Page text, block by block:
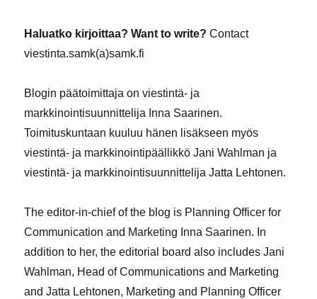
Haluatko kirjoittaa? Want to write? Contact
viestinta.samk(a)samk.fi
Blogin päätoimittaja on viestintä- ja
markkinointisuunnittelija Inna Saarinen.
Toimituskuntaan kuuluu hänen lisäkseen myös
viestintä- ja markkinointipäällikkö Jani Wahlman ja
viestintä- ja markkinointisuunnittelija Jatta Lehtonen.
The editor-in-chief of the blog is Planning Officer for
Communication and Marketing Inna Saarinen. In
addition to her, the editorial board also includes Jani
Wahlman, Head of Communications and Marketing
and Jatta Lehtonen, Marketing and Planning Officer